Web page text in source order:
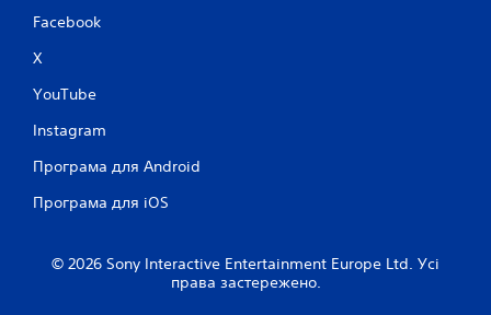
Facebook
X
YouTube
Instagram
Програма для Android
Програма для iOS
© 2026 Sony Interactive Entertainment Europe Ltd. Усі
права застережено.